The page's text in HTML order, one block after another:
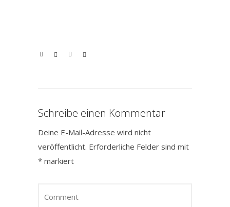
Schreibe einen Kommentar
Deine E-Mail-Adresse wird nicht
veröffentlicht. Erforderliche Felder sind mit
* markiert